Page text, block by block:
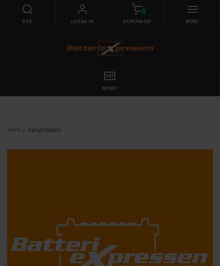
SÖK LOGGA IN
0
KUNDVAGN MENY
MOMS
Hem » Varumärken